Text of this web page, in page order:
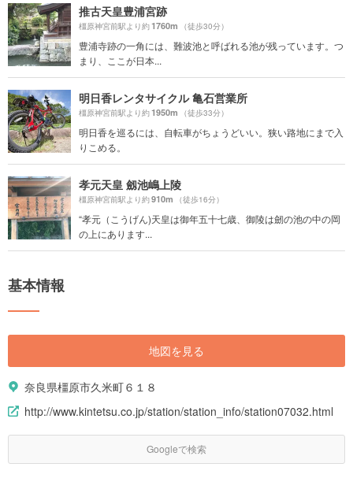
推古天皇豊浦宮跡
橿原神宮前駅より約1760m （徒歩30分）
豊浦寺跡の一角には、難波池と呼ばれる池が残っています。つ
まり、ここが日本...
明日香レンタサイクル 亀石営業所
橿原神宮前駅より約1950m （徒歩33分）
明日香を巡るには、自転車がちょうどいい。狭い路地にまで入
りこめる。
孝元天皇 劔池嶋上陵
橿原神宮前駅より約910m （徒歩16分）
“孝元（こうげん)天皇は御年五十七歳、御陵は劒の池の中の岡
の上にあります...
基本情報
地図を見る
奈良県橿原市久米町６１８
http://www.kintetsu.co.jp/station/station_info/station07032.html
Googleで検索